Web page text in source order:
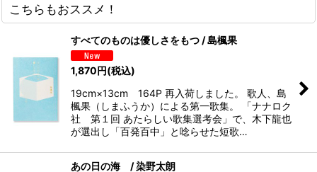
こちらもおススメ！
すべてのものは優しさをもつ / 島楓果
1,870円(税込)
19cm×13cm 164P 再入荷しました。 歌人、島
楓果（しまふうか）による第一歌集。 「ナナロク
社 第１回 あたらしい歌集選考会」で、木下龍也
が選出し「百発百中」と唸らせた短歌…
あの日の海 / 染野太朗